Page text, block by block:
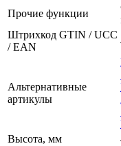
Прочие функции
Штрихкод GTIN / UCC
/ EAN
Альтернативные
артикулы
Высота, мм